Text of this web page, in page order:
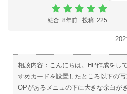
結合: 8年前 投稿: 225
相談内容：こんにちは。HP作成をし
すめカードを設置したところ以下の
OPがあるメニュの下に大きな余白が